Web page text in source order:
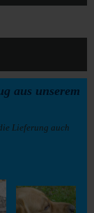
aus unserem
Lieferung auch